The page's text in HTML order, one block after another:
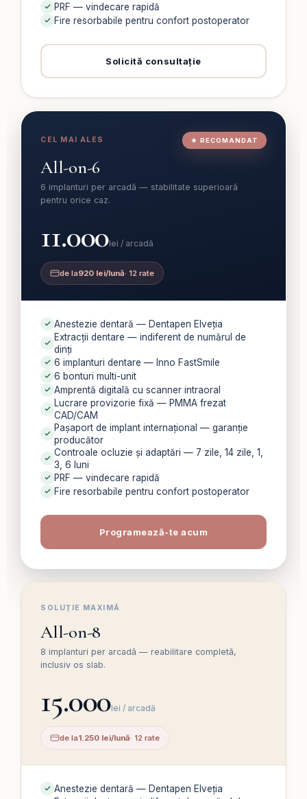
PRF — vindecare rapidă
Fire resorbabile pentru confort postoperator
Solicită consultație
CEL MAI ALES ★ RECOMANDAT
All-on-6
6 implanturi per arcadă — stabilitate superioară
pentru orice caz.
11.000lei / arcadă
de la920 lei/lună· 12 rate
Anestezie dentară — Dentapen Elveția
Extracții dentare — indiferent de numărul de
dinți
6 implanturi dentare — Inno FastSmile
6 bonturi multi-unit
Amprentă digitală cu scanner intraoral
Lucrare provizorie fixă — PMMA frezat
CAD/CAM
Pașaport de implant internațional — garanție
producător
Controale ocluzie și adaptări — 7 zile, 14 zile, 1,
3, 6 luni
PRF — vindecare rapidă
Fire resorbabile pentru confort postoperator
Programează-te acum
SOLUȚIE MAXIMĂ
All-on-8
8 implanturi per arcadă — reabilitare completă,
inclusiv os slab.
15.000lei / arcadă
de la1.250 lei/lună· 12 rate
Anestezie dentară — Dentapen Elveția